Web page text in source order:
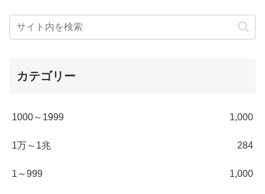
カテゴリー
1000～1999 1,000
1万～1兆 284
1～999 1,000